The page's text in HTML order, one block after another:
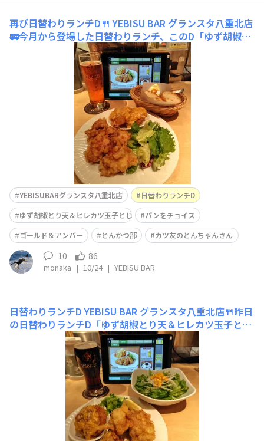
再び日替わりランチD🍴 YEBISU BAR グランスタ八重北店
🚃今月から登場した日替わりランチ、このD「ゆず胡椒と
り天＆ヒレカツ玉子とじ」が一番好みでリピ😋美味しく
てボリューミー、パンをチョイスしたので文字通り腹パン
に😆ゴールド＆アンバーなどと共に🍺
YEBISUBARグランスタ八重北店
日替わりランチD
ゆず胡椒とり天＆ヒレカツ玉子とじ
パンをチョイス
ゴールド＆アンバー
とんかつ部 カツ友のとんちゃんさん
10 86
monaka | 10/24 | YEBISU BAR
日替わりランチD YEBISU BAR グランスタ八重北店🍴昨日
の日替わりランチD「ゆず胡椒とり天＆ヒレカツ玉子と
じ」、ボリューミーなのでサラダをチョイス😋これはお
つまみセットとしてリーズナブル😊ブラック＆ゴールド
などと共に🍺